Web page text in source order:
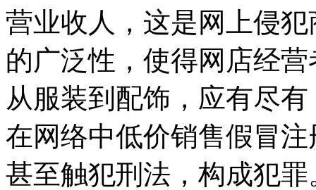
营业收人，这是网上侵
的广泛性，使得网店经
从服装到配饰，应有尽
在网络中低价销售假冒
甚至触犯刑法，构成犯罪